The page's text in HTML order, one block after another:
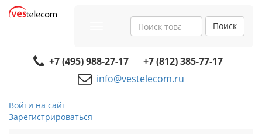
navigation
Поиск
+7 (495) 988-27-17
+7 (812) 385-77-17
info@vestelecom.ru
Войти на сайт
Зарегистрироваться